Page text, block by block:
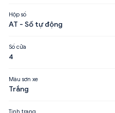
Hộp số
AT - Số tự động
Số cửa
4
Màu sơn xe
Trắng
Tình trạng